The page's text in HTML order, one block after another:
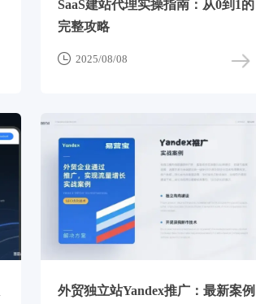
SaaS建站代理实操指南：从0到1的
完整攻略
 2025/08/08
外贸独立站Yandex推广：最新案例